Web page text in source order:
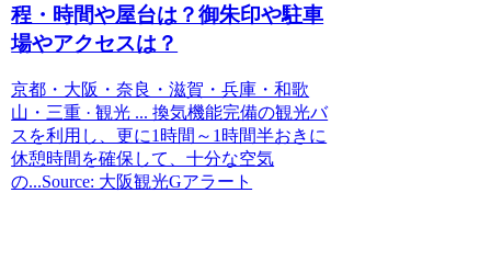
程・時間や屋台は？御朱印や駐車
場やアクセスは？
京都・大阪・奈良・滋賀・兵庫・和歌
山・三重 · 観光 ... 換気機能完備の観光バ
スを利用し、更に1時間～1時間半おきに
休憩時間を確保して、十分な空気
の...Source: 大阪観光Gアラート